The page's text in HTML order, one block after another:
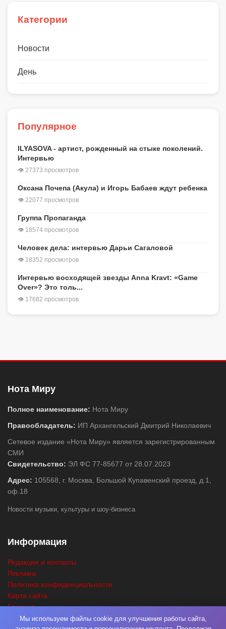
Категории
Новости
День
Популярное
ILYASOVA - артист, рожденный на стыке поколений.
Интервью
👁 27373 просмотров
Оксана Почепа (Акула) и Игорь Бабаев ждут ребенка
👁 22077 просмотров
Группа Пропаганда
👁 18574 просмотров
Человек дела: интервью Дарьи Сагаловой
👁 18352 просмотров
Интервью восходящей звезды Anna Kravt: «Game
Over»? Это толь...
👁 17682 просмотров
Нота Миру
Полное наименование: Нота Миру
Правообладатель: ИП Архангельский Дмитрий Николаевич
Сетевое издание «Нота Миру» является зарегистрированным
СМИ
Свидетельство: ЭЛ ФС 77-85677 от 28.07.2023
Адрес: 105568, г. Москва, Большой Купавенский проезд, д.1,
оф.18
Новости музыки, культуры и шоу-бизнеса
Информация
Редакция и контакты
Реклама
Политика конфиденциальности
Карта сайта
Главная
ПоискМы используем файлы cookie для улучшения работы сайта,